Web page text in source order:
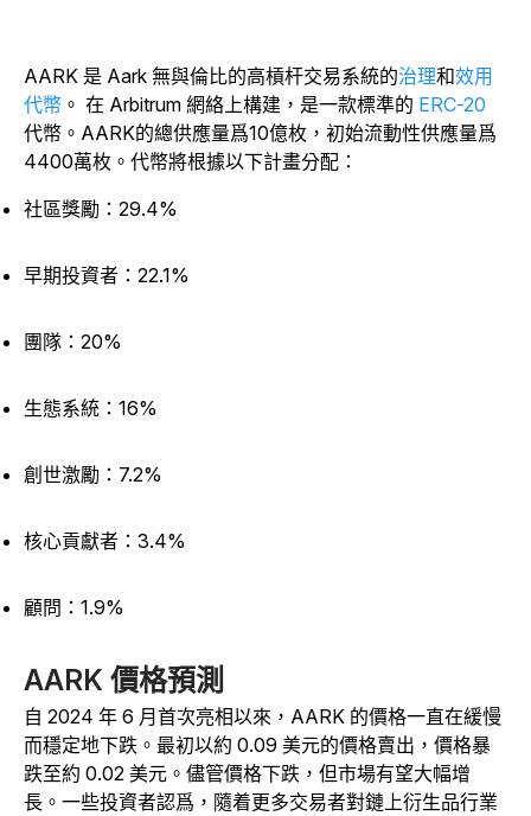
AARK 是 Aark 無與倫比的高槓杆交易系統的治理和效用
代幣 。 在 Arbitrum 網絡上構建，是一款標準的 ERC-20
代幣。AARK的總供應量爲10億枚，初始流動性供應量爲
4400萬枚。代幣將根據以下計畫分配：
社區獎勵：29.4%
早期投資者：22.1%
團隊：20%
生態系統：16%
創世激勵：7.2%
核心貢獻者：3.4%
顧問：1.9%
AARK 價格預測
自 2024 年 6 月首次亮相以來，AARK 的價格一直在緩慢
而穩定地下跌。最初以約 0.09 美元的價格賣出 ，價格暴
跌至約 0.02 美元。 儘管價格下跌，但市場有望大幅增
長。一些投資者認爲，隨着更多交易者對鏈上衍生品行業